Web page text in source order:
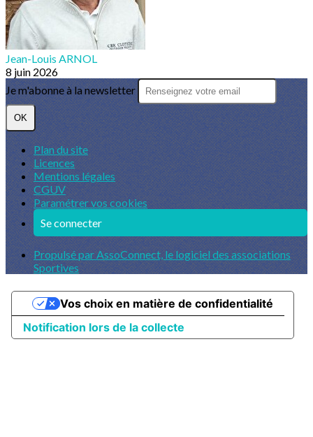
Jean-Louis ARNOL
8 juin 2026
Je m'abonne à la newsletter
OK
Plan du site
Licences
Mentions légales
CGUV
Paramétrer vos cookies
Se connecter
Propulsé par AssoConnect, le logiciel des associations
Sportives
Notification lors de la collecte
Vos choix en matière de confidentialité